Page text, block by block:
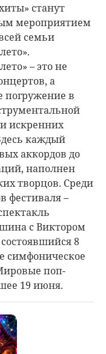
станут
мероприятием
семьи
– это не
а
погружение в
искренних
каждый
аккордов до
наполнен
творцов. Среди
фестиваля –
с Виктором
8
симфоническое
поп-
19 июня.